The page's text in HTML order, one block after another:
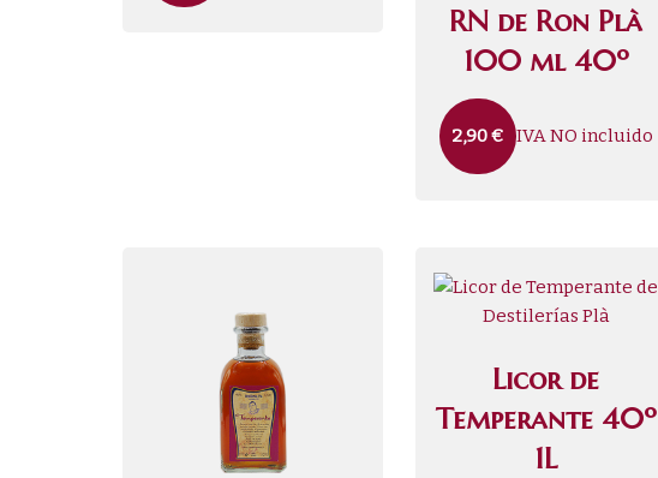
RN de Ron Plà
100 ml 40º
2,90€ IVA NO incluido
Licor de
Temperante 40º
1L